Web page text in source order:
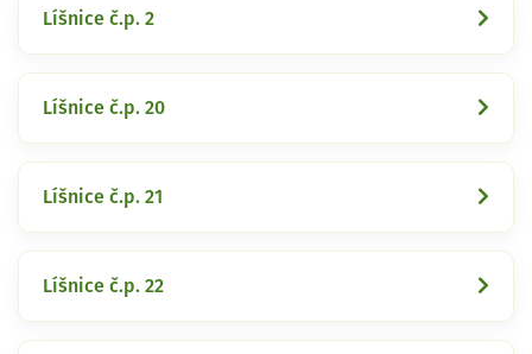
Líšnice č.p. 2
Líšnice č.p. 20
Líšnice č.p. 21
Líšnice č.p. 22